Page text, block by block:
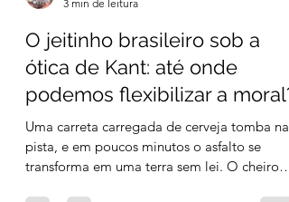
Alessander Raker Stehling
3 min de leitura
O jeitinho brasileiro sob a
ótica de Kant: até onde
podemos flexibilizar a moral?
Uma carreta carregada de cerveja tomba na